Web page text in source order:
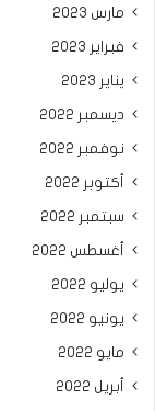
مارس 2023
فبراير 2023
يناير 2023
ديسمبر 2022
نوفمبر 2022
أكتوبر 2022
سبتمبر 2022
أغسطس 2022
يوليو 2022
يونيو 2022
مايو 2022
أبريل 2022